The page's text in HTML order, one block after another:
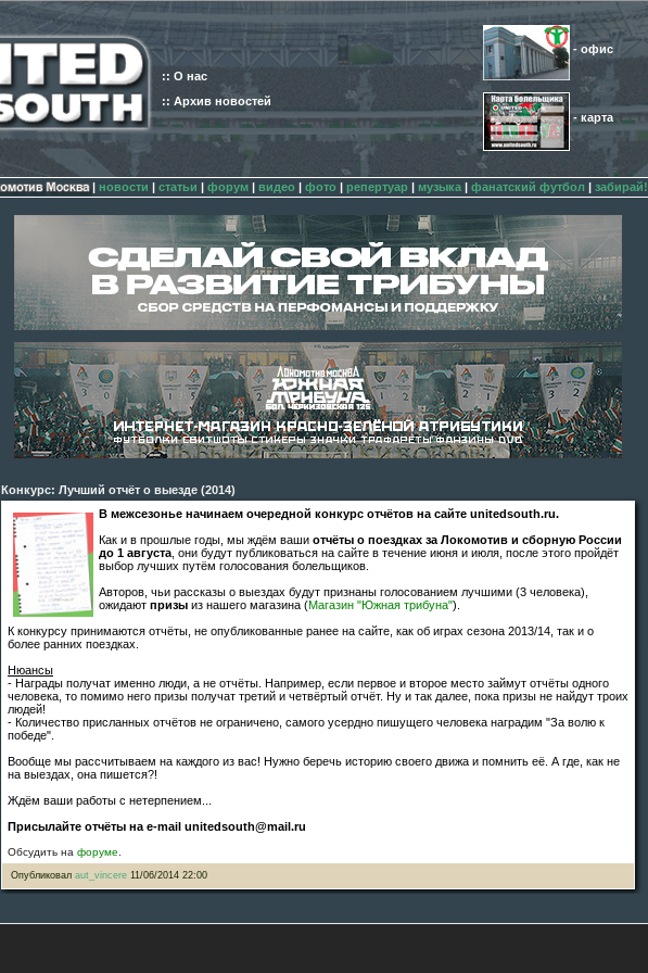
:: О нас
:: Архив новостей
- офис
- карта
| новости | статьи | форум | видео | фото | репертуар | музыка | фанатский футбол | забирай!
Конкурс: Лучший отчёт о выезде (2014)
В межсезонье начинаем очередной конкурс отчётов на сайте unitedsouth.ru.
Как и в прошлые годы, мы ждём ваши отчёты о поездках за Локомотив и сборную России
до 1 августа , они будут публиковаться на сайте в течение июня и июля, после этого пройдёт
выбор лучших путём голосования болельщиков.
Авторов, чьи рассказы о выездах будут признаны голосованием лучшими (3 человека),
ожидают призы из нашего магазина (Магазин "Южная трибуна").
К конкурсу принимаются отчёты, не опубликованные ранее на сайте, как об играх сезона 2013/14, так и о
более ранних поездках.
Нюансы
- Награды получат именно люди, а не отчёты. Например, если первое и второе место займут отчёты одного
человека, то помимо него призы получат третий и четвёртый отчёт. Ну и так далее, пока призы не найдут троих
людей!
- Количество присланных отчётов не ограничено, самого усердно пишущего человека наградим "За волю к
победе".
Вообще мы рассчитываем на каждого из вас! Нужно беречь историю своего движа и помнить её. А где, как не
на выездах, она пишется?!
Ждём ваши работы с нетерпением...
Присылайте отчёты на e-mail unitedsouth@mail.ru
Обсудить на форуме
Опубликовал aut_vincere 11/06/2014 22:00